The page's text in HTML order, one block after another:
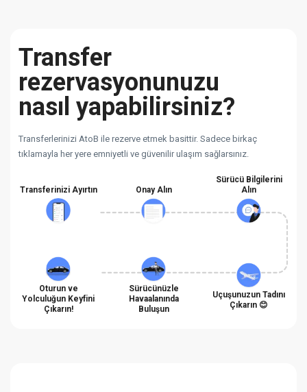
Transfer
rezervasyonunuzu
nasıl yapabilirsiniz?
Transferlerinizi AtoB ile rezerve etmek basittir. Sadece birkaç
tıklamayla her yere emniyetli ve güvenilir ulaşım sağlarsınız.
Transferinizi Ayırtın Onay Alın
Sürücü Bilgilerini
Alın
Oturun ve
Yolculuğun Keyfini
Çıkarın!
Sürücünüzle
Havaalanında
Buluşun
Uçuşunuzun Tadını
Çıkarın 😊